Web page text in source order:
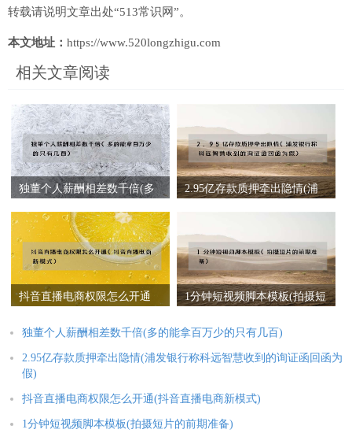
转载请说明文章出处“513常识网”。
本文地址： https://www.520longzhigu.com
相关文章阅读
独董个人薪酬相差数千倍(多
2.95亿存款质押牵出隐情(浦
抖音直播电商权限怎么开通
1分钟短视频脚本模板(拍摄短
独董个人薪酬相差数千倍(多的能拿百万少的只有几百)
2.95亿存款质押牵出隐情(浦发银行称科远智慧收到的询证函回函为
假)
抖音直播电商权限怎么开通(抖音直播电商新模式)
1分钟短视频脚本模板(拍摄短片的前期准备)